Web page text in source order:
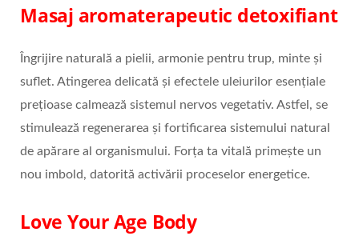
Masaj aromaterapeutic detoxifiant
Îngrijire naturală a pielii, armonie pentru trup, minte și
suflet. Atingerea delicată și efectele uleiurilor esențiale
prețioase calmează sistemul nervos vegetativ. Astfel, se
stimulează regenerarea și fortificarea sistemului natural
de apărare al organismului. Forța ta vitală primește un
nou imbold, datorită activării proceselor energetice.
Love Your Age Body